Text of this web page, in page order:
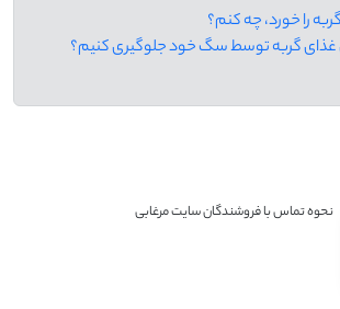
نحوه تماس با فروشندگان سایت مرغابی